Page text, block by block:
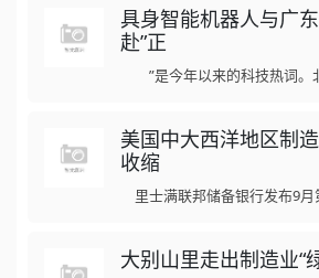
具身智能机器人与广
赴”正
”是今年以来的科技热词。
美国中大西洋地区制
收缩
里士满联邦储备银行发布9月
大别山里走出制造业“